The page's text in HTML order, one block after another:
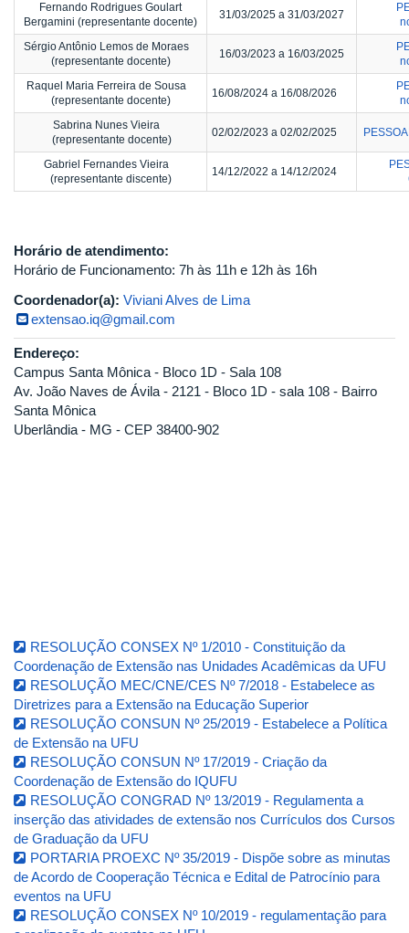
Fernando Rodrigues Goulart
Bergamini (representante docente)
31/03/2025 a 31/03/2027
Sérgio Antônio Lemos de Moraes
(representante docente)
16/03/2023 a 16/03/2025
Raquel Maria Ferreira de Sousa
(representante docente)
16/08/2024 a 16/08/2026
Sabrina Nunes Vieira
(representante docente)
02/02/2023 a 02/02/2025
Gabriel Fernandes Vieira
(representante discente)
14/12/2022 a 14/12/2024
Horário de atendimento:
Horário de Funcionamento: 7h às 11h e 12h às 16h
Coordenador(a): Viviani Alves de Lima
extensao.iq@gmail.com
Endereço:
Campus Santa Mônica - Bloco 1D - Sala 108
Av. João Naves de Ávila - 2121 - Bloco 1D - sala 108 - Bairro
Santa Mônica
Uberlândia - MG - CEP 38400-902
RESOLUÇÃO CONSEX Nº 1/2010 - Constituição da
Coordenação de Extensão nas Unidades Acadêmicas da UFU
RESOLUÇÃO MEC/CNE/CES Nº 7/2018 - Estabelece as
Diretrizes para a Extensão na Educação Superior
RESOLUÇÃO CONSUN Nº 25/2019 - Estabelece a Política
de Extensão na UFU
RESOLUÇÃO CONSUN Nº 17/2019 - Criação da
Coordenação de Extensão do IQUFU
RESOLUÇÃO CONGRAD Nº 13/2019 - Regulamenta a
inserção das atividades de extensão nos Currículos dos Cursos
de Graduação da UFU
PORTARIA PROEXC Nº 35/2019 - Dispõe sobre as minutas
de Acordo de Cooperação Técnica e Edital de Patrocínio para
eventos na UFU
RESOLUÇÃO CONSEX Nº 10/2019 - regulamentação para